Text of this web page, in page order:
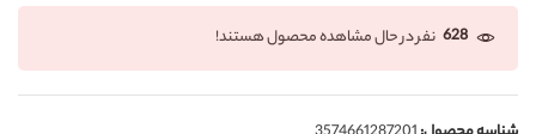
628 نفر در حال مشاهده محصول هستند!